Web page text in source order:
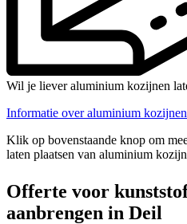
Wil je liever aluminium kozijnen
Informatie over aluminium kozijnen
Klik op bovenstaande knop om
laten plaatsen van aluminium
Offerte voor
aanbrengen in Deil